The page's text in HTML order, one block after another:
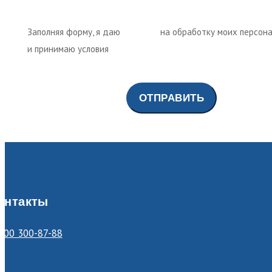
Заполняя форму, я даю
на обработку моих
и принимаю условия
300-87-88